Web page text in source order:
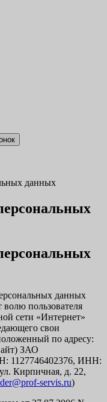
данных
данных
волю пользователя
сети «Интернет»
свои
по адресу:
ЗАО
ИНН:
Кирпичная, д. 22,
servis.ru)